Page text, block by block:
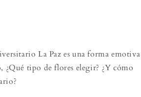
La Paz es una forma emotiva
tipo de flores elegir? ¿Y cómo